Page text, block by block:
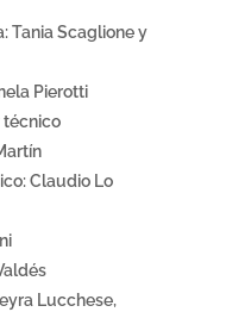
Tania Scaglione y
Pierotti
técnico
Claudio Lo
Lucchese,